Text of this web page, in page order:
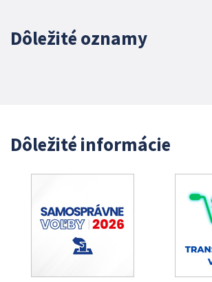
Dôležité oznamy
Dôležité informácie